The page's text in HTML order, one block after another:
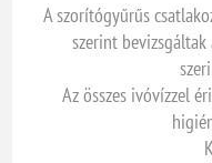
A szorítógyűrűs
szerint
Az összes ivóvízzel